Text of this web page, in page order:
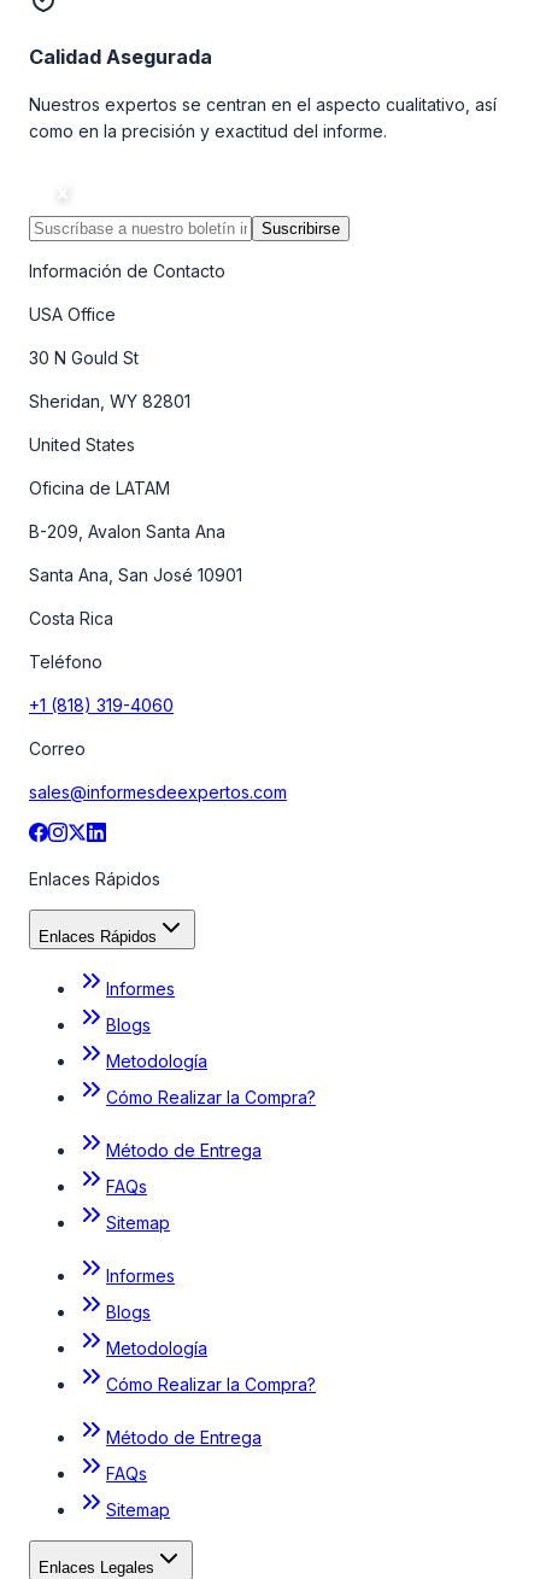
Calidad Asegurada
Nuestros expertos se centran en el aspecto cualitativo, así
como en la precisión y exactitud del informe.
Suscribirse
Información de Contacto
USA Office
30 N Gould St
Sheridan, WY 82801
United States
Oficina de LATAM
B-209, Avalon Santa Ana
Santa Ana, San José 10901
Costa Rica
Teléfono
+1 (818) 319-4060
Correo
sales@informesdeexpertos.com
Enlaces Rápidos
Enlaces Rápidos
Informes
Blogs
Metodología
Cómo Realizar la Compra?
Método de Entrega
FAQs
Sitemap
Informes
Blogs
Metodología
Cómo Realizar la Compra?
Método de Entrega
FAQs
Sitemap
Enlaces Legales